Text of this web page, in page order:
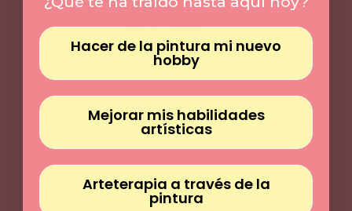
¡SUSCRÍBETE!
Sé de las primeras personas en enterarte de los
nuevos productos y promociones.
Correo
electrónico
LINKS DE INTERÉS
Hacer de la pintura mi nuevo
hobby
Mejorar mis habilidades
artísticas
Arteterapia a través de la
pintura